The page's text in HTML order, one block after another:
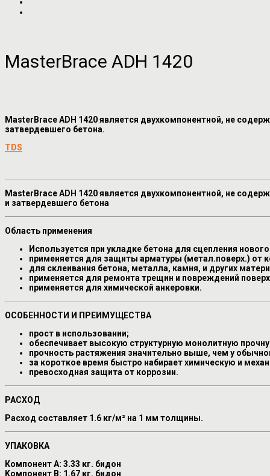
MasterBrace ADH 1420
MasterBrace ADH 1420 является двухкомпонентной, не
затвердевшего бетона.
TDS
MasterBrace ADH 1420 является двухкомпонентной, не
и затвердевшего бетона
Область применения
Используется при укладке бетона для сцепления
применяется для защиты арматуры (метал.поверх.) от
для склеивания бетона, металла, камня, и других
применяется для ремонта трещин и повреждений
применяется для химической анкеровки.
ОСОБЕННОСТИ И ПРЕИМУЩЕСТВА
прост в использовании;
обеспечивает высокую структурную монолитную
прочность растяжения значительно выше, чем у
за короткое время быстро набирает химическую и
превосходная защита от коррозии.
РАСХОД
Расход составляет 1.6 кг/м² на 1 мм толщины.
УПАКОВКА
Компонент A: 3.33 кг. бидон
Kомпонент B: 1.67 кг. бидон